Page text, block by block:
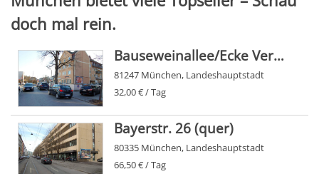
doch mal rein.
Bauseweinallee/Ecke Verdistr. 48 (quer)
81247 München, Landeshauptstadt
32,00 € / Tag
Bayerstr. 26 (quer)
80335 München, Landeshauptstadt
66,50 € / Tag